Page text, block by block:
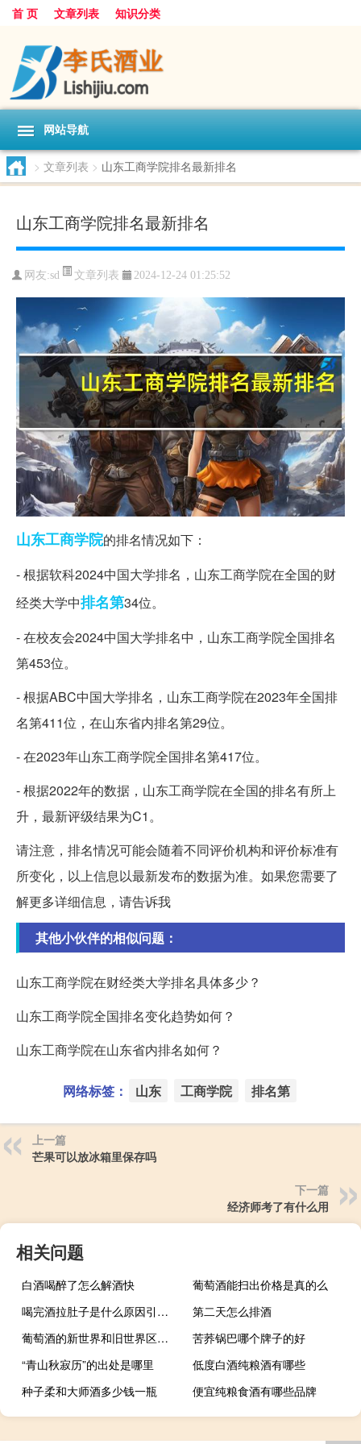
首 页 文章列表 知识分类
网站导航
> 文章列表 > 山东工商学院排名最新排名
山东工商学院排名最新排名
网友:sd 文章列表 2024-12-24 01:25:52
山东工商学院的排名情况如下：
- 根据软科2024中国大学排名，山东工商学院在全国的财
经类大学中排名第34位。
- 在校友会2024中国大学排名中，山东工商学院全国排名
第453位。
- 根据ABC中国大学排名，山东工商学院在2023年全国排
名第411位，在山东省内排名第29位。
- 在2023年山东工商学院全国排名第417位。
- 根据2022年的数据，山东工商学院在全国的排名有所上
升，最新评级结果为C1。
请注意，排名情况可能会随着不同评价机构和评价标准有
所变化，以上信息以最新发布的数据为准。如果您需要了
解更多详细信息，请告诉我
其他小伙伴的相似问题：
山东工商学院在财经类大学排名具体多少？
山东工商学院全国排名变化趋势如何？
山东工商学院在山东省内排名如何？
网络标签： 山东 工商学院 排名第
上一篇
芒果可以放冰箱里保存吗
下一篇
经济师考了有什么用
相关问题
白酒喝醉了怎么解酒快
葡萄酒能扫出价格是真的么
喝完酒拉肚子是什么原因引起的
第二天怎么排酒
葡萄酒的新世界和旧世界区别 总结
苦荞锅巴哪个牌子的好
“青山秋寂历”的出处是哪里
低度白酒纯粮酒有哪些
种子柔和大师酒多少钱一瓶
便宜纯粮食酒有哪些品牌